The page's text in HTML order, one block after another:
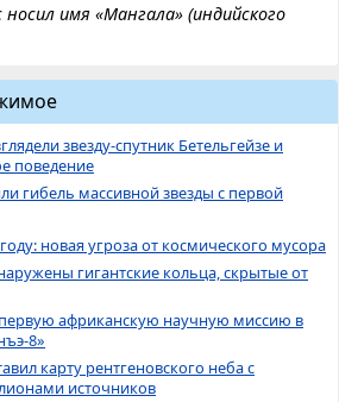
имя «Мангала» (индийского
звезду-спутник Бетельгейзе и
поведение
гибель массивной звезды с первой
новая угроза от космического мусора
гигантские кольца, скрытые от
первую африканскую научную миссию в
8»
карту рентгеновского неба с
источников